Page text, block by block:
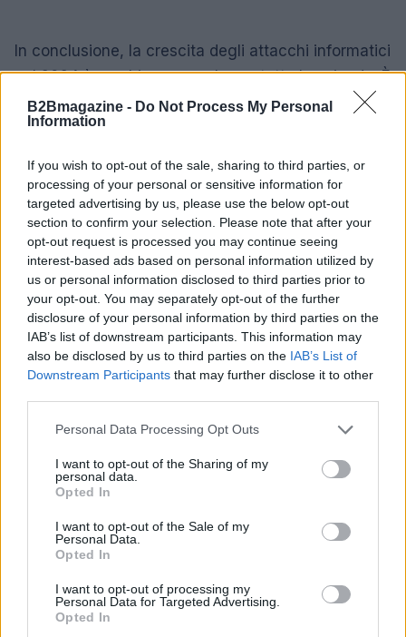
B2Bmagazine - Do Not Process My Personal
Information
If you wish to opt-out of the sale, sharing to third parties, or
processing of your personal or sensitive information for
targeted advertising by us, please use the below opt-out
section to confirm your selection. Please note that after your
opt-out request is processed you may continue seeing
interest-based ads based on personal information utilized by
us or personal information disclosed to third parties prior to
your opt-out. You may separately opt-out of the further
disclosure of your personal information by third parties on the
IAB’s list of downstream participants. This information may
also be disclosed by us to third parties on the IAB’s List of
Downstream Participants that may further disclose it to other
Please note that this website/app uses one or more Google
not limited to your visit or usage behaviour. You may click to
grant or deny consent to Google and its third-party tags to
use your data for below specified purposes in below Google
consent section.
Personal Data Processing Opt Outs
I want to opt-out of the Sharing of my
personal data.
Opted In
I want to opt-out of the Sale of my
Personal Data.
Opted In
I want to opt-out of processing my
Personal Data for Targeted Advertising.
Opted In
In conclusione, la crescita degli attacchi informatici
nel 2024 è un chiaro segnale per tutte le aziende. È
fondamentale agire, formare e rimanere aggiornati
sulle migliori pratiche di sicurezza. Come state
sfide? Condividete le vostre esperienze nei
commenti! #Cybersecurity #RispettoDati
#SicurezzaInformatica
AUTORE
AiAdhubMedia